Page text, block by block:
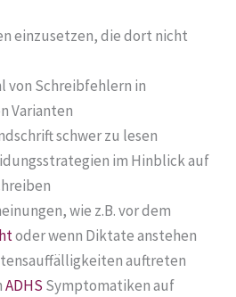
einzusetzen, die dort nicht
von Schreibfehlern in
Varianten
schwer zu lesen
im Hinblick auf
wie z.B. vor dem
oder wenn Diktate anstehen
auftreten
ADHS Symptomatiken auf